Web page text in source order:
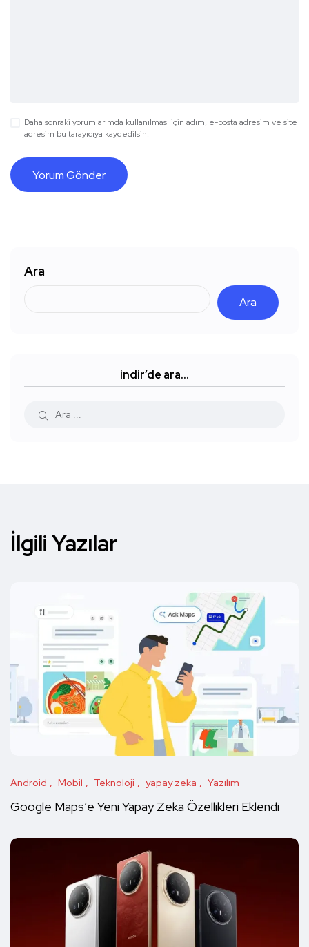
Daha sonraki yorumlarımda kullanılması için adım, e-posta adresim ve site
adresim bu tarayıcıya kaydedilsin.
Ara
Ara
indir’de ara…
İlgili Yazılar
Android Mobil Teknoloji yapay zeka Yazılım
Google Maps’e Yeni Yapay Zeka Özellikleri Eklendi